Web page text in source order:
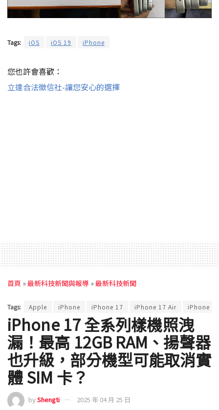
Tags: iOS iOS 19 iPhone
您也許會喜歡：
立達合法徵信社-讓您安心的選擇
首頁 »最新科技新聞與報導 »最新科技新聞
Tags: Apple iPhone iPhone 17 iPhone 17 Air iPhone
iPhone 17 全系列樣機照洩
漏！最高 12GB RAM、揚聲器
也升級，部分機型可能取消實
體 SIM 卡？
byShengti 2025 年 04 月 25 日